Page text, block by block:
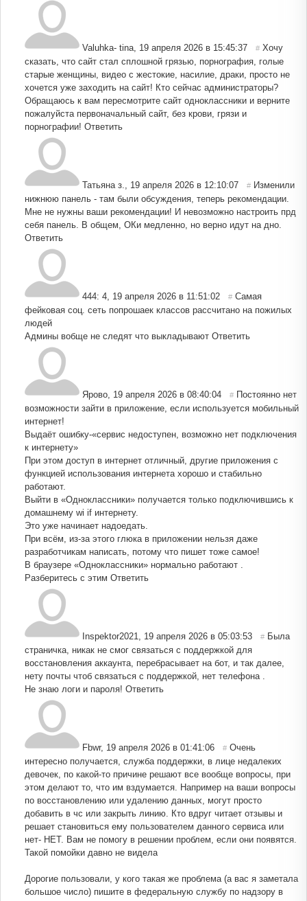
Valuhka- tina 19 апреля 2026 в 15:45:37 # Хочу
сказать, что сайт стал сплошной грязью, порнография, голые
старые женщины, видео с жестокие, насилие, драки, просто не
хочется уже заходить на сайт! Кто сейчас администраторы?
Обращаюсь к вам пересмотрите сайт одноклассники и верните
пожалуйста первоначальный сайт, без крови, грязи и
порнографии! Ответить
Татьяна з. 19 апреля 2026 в 12:10:07 # Изменили
нижнюю панель - там были обсуждения, теперь рекомендации.
Мне не нужны ваши рекомендации! И невозможно настроить прд
себя панель. В общем, ОКи медленно, но верно идут на дно.
Ответить
444: 4 19 апреля 2026 в 11:51:02 # Самая
фейковая соц. сеть попрошаек классов рассчитано на пожилых
людей
Админы вобще не следят что выкладывают Ответить
Ярово 19 апреля 2026 в 08:40:04 # Постоянно нет
возможности зайти в приложение, если используется мобильный
интернет!
Выдаёт ошибку-«сервис недоступен, возможно нет подключения
к интернету»
При этом доступ в интернет отличный, другие приложения с
функцией использования интернета хорошо и стабильно
работают.
Выйти в «Одноклассники» получается только подключившись к
домашнему wi if интернету.
Это уже начинает надоедать.
При всём, из-за этого глюка в приложении нельзя даже
разработчикам написать, потому что пишет тоже самое!
В браузере «Одноклассники» нормально работают .
Разберитесь с этим Ответить
Inspektor2021 19 апреля 2026 в 05:03:53 # Была
страничка, никак не смог связаться с поддержкой для
восстановления аккаунта, перебрасывает на бот, и так далее,
нету почты чтоб связаться с поддержкой, нет телефона .
Не знаю логи и пароля! Ответить
Fbwr, 19 апреля 2026 в 01:41:06 # Очень
интересно получается, служба поддержки, в лице недалеких
девочек, по какой-то причине решают все вообще вопросы, при
этом делают то, что им вздумается. Например на ваши вопросы
по восстановлению или удалению данных, могут просто
добавить в чс или закрыть линию. Кто вдруг читает отзывы и
решает становиться ему пользователем данного сервиса или
нет- НЕТ. Вам не помогу в решении проблем, если они появятся.
Такой помойки давно не видела
Дорогие пользовали, у кого такая же проблема (а вас я заметала
большое число) пишите в федеральную службу по надзору в